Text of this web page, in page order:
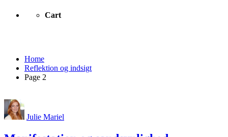
Cart
Home
Reflektion og indsigt
Page 2
Julie Mariel